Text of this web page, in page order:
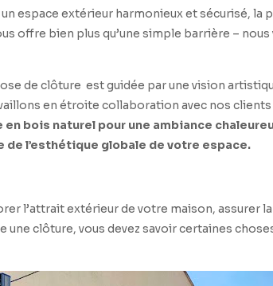
un espace extérieur harmonieux et sécurisé,
offre bien plus qu’une simple barrière –
de clôture est guidée par une vision
en étroite collaboration avec nos
bois naturel pour une ambiance
l’esthétique globale de votre espace.
l’attrait extérieur de votre maison, assurer
une clôture, vous devez savoir certaines